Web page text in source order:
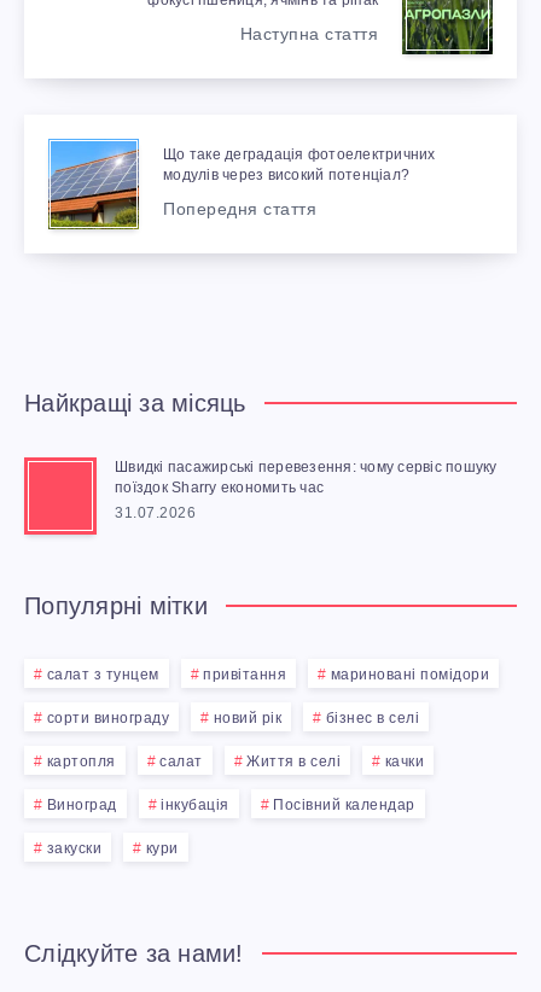
Наступна стаття
Що таке деградація фотоелектричних
модулів через високий потенціал?
Попередня стаття
Найкращі за місяць
Швидкі пасажирські перевезення: чому сервіс пошуку
поїздок Sharry економить час
31.07.2026
Популярні мітки
салат з тунцем привітання мариновані помідори
сорти винограду новий рік бізнес в селі
картопля салат Життя в селі качки
Виноград інкубація Посівний календар
закуски кури
Слідкуйте за нами!